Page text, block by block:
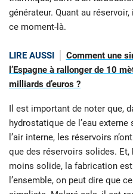
générateur. Quant au
ce moment-là.
LIRE AUSSI
Comment une
l’Espagne à rallonger de 10
milliards d’euros ?
Il est important de noter que,
hydrostatique de l’eau
l’air interne, les réservoirs
que des réservoirs solides. Et,
moins solide, la fabrication
l’ensemble, on peut dire que